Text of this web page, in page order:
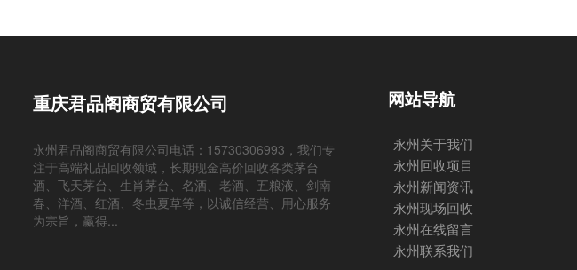
重庆君品阁商贸有限公司
永州君品阁商贸有限公司电话：15730306993，我们专
注于高端礼品回收领域，长期现金高价回收各类茅台
酒、飞天茅台、生肖茅台、名酒、老酒、五粮液、剑南
春、洋酒、红酒、冬虫夏草等，以诚信经营、用心服务
为宗旨，赢得...
网站导航
永州关于我们
永州回收项目
永州新闻资讯
永州现场回收
永州在线留言
永州联系我们